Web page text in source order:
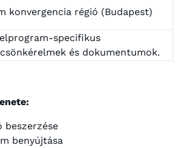
konvergencia régió (Budapest)
specifikus
és dokumentumok.
beszerzése
benyújtása